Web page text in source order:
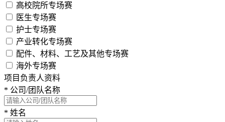
高校院所专场赛
医生专场赛
护士专场赛
产业转化专场赛
配件、材料、工艺及其他专场赛
海外专场赛
项目负责人资料
* 公司/团队名称
* 姓名